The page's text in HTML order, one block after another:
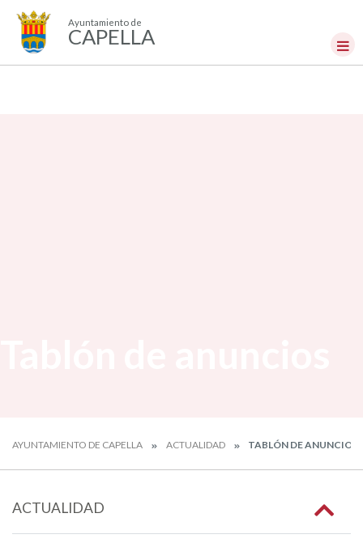
Ayuntamiento de
CAPELLA
AYUNTAMIENTO DE CAPELLA ACTUALIDAD TABLÓN DE ANUNCIOS
ACTUALIDAD